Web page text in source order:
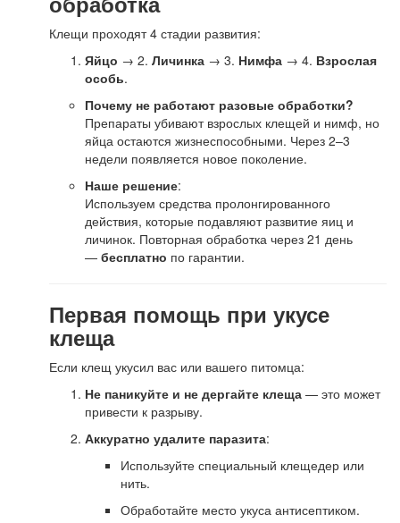
Клещи проходят 4 стадии развития:
Яйцо → 2. Личинка → 3. Нимфа → 4. Взрослая
особь.
Почему не работают разовые обработки?
Препараты убивают взрослых клещей и нимф, но
яйца остаются жизнеспособными. Через 2–3
недели появляется новое поколение.
Наше решение:
Используем средства пролонгированного
действия, которые подавляют развитие яиц и
личинок. Повторная обработка через 21 день
— бесплатно по гарантии.
Первая помощь при укусе
клеща
Если клещ укусил вас или вашего питомца:
Не паникуйте и не дергайте клеща — это может
привести к разрыву.
Аккуратно удалите паразита:
Используйте специальный клещедер или
нить.
Обработайте место укуса антисептиком.